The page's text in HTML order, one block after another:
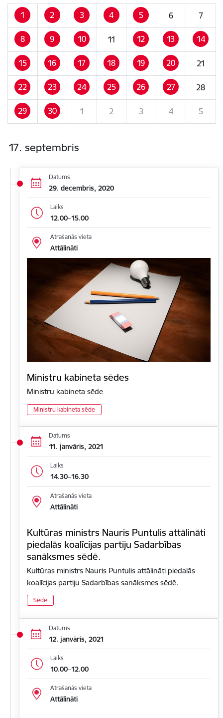
1
2 3 4 5 6 7
8 9 10 11 12 13 14
15 16 17 18 19 20 21
22 23 24 25 26 27 28
29 30 1 2 3 4 5
17. septembris
Datums
29. decembris, 2020
Laiks
12.00–15.00
Atrašanās vieta
Attālināti
Ministru kabineta sēdes
Ministru kabineta sēde
Ministru kabineta sēde
Datums
11. janvāris, 2021
Laiks
14.30–16.30
Atrašanās vieta
Attālināti
Kultūras ministrs Nauris Puntulis attālināti
piedalās koalīcijas partiju Sadarbības
sanāksmes sēdē.
Kultūras ministrs Nauris Puntulis attālināti piedalās
koalīcijas partiju Sadarbības sanāksmes sēdē.
Sēde
Datums
12. janvāris, 2021
Laiks
10.00–12.00
Atrašanās vieta
Attālināti